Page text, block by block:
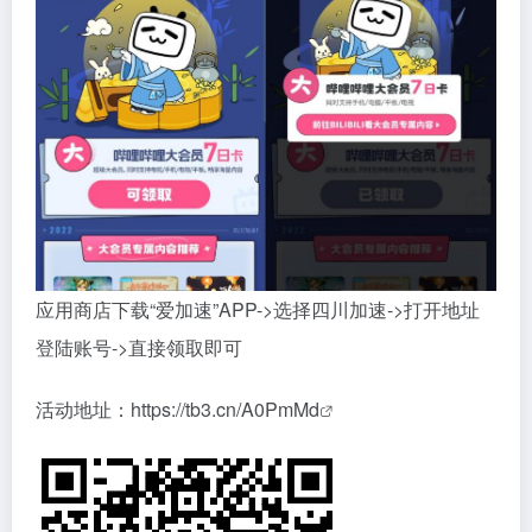
应用商店下载“爱加速”APP->选择四川加速->打开地址
登陆账号->直接领取即可
活动地址： https://tb3.cn/A0PmMd